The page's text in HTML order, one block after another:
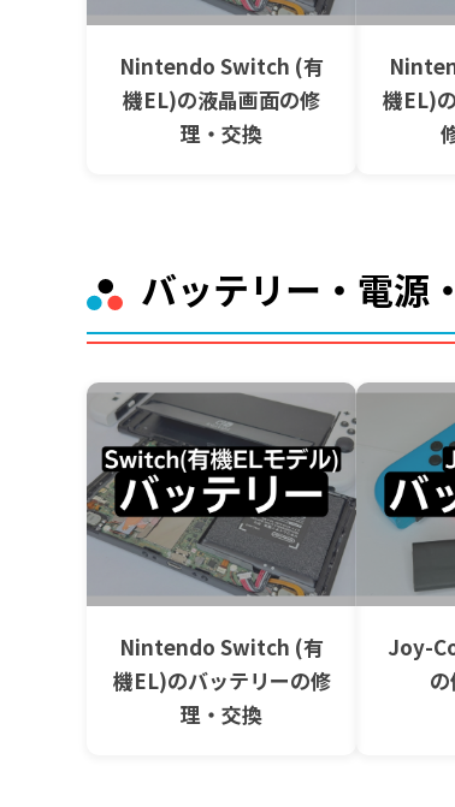
Nintendo Switch (有
機EL)の液晶画面の修
理・交換
機EL)
バッテリー・電源
Nintendo Switch (有
機EL)のバッテリーの修
理・交換
Joy-